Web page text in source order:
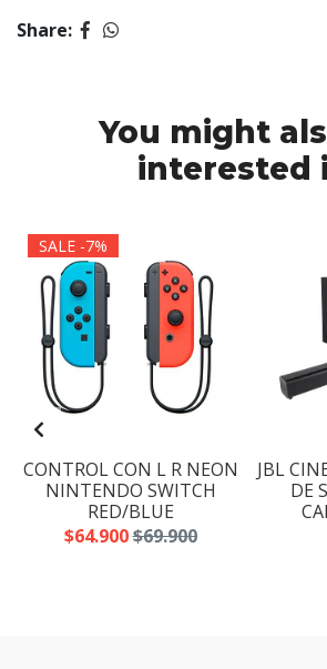
Share:
You might
interested
SALE -7%
CONTROL CON L R NEON
NINTENDO SWITCH
RED/BLUE
$64.900$69.900
JBL
DE